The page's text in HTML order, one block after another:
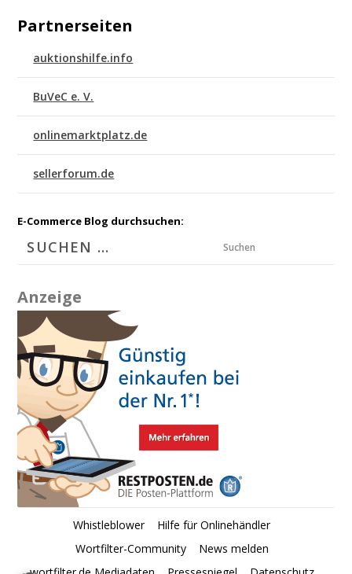
Partnerseiten
auktionshilfe.info
BuVeC e. V.
onlinemarktplatz.de
sellerforum.de
E-Commerce Blog durchsuchen:
Suchen
Anzeige
Whistleblower
Hilfe für Onlinehändler
Wortfilter-Community
News melden